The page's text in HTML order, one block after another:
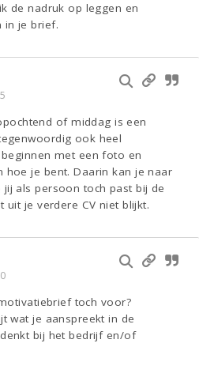
de nadruk op leggen en
in je brief.
of middag is een
ook heel
met een foto en
hoe je bent. Daarin kan je naar
als persoon toch past bij de
uit je verdere CV niet blijkt.
toch voor?
wat je aanspreekt in de
bij het bedrijf en/of